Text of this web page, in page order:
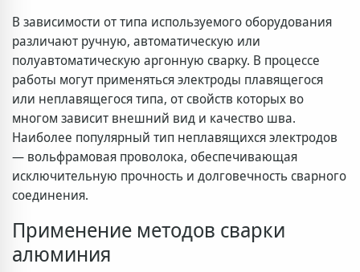
В зависимости от типа используемого оборудования
различают ручную, автоматическую или
полуавтоматическую аргонную сварку. В процессе
работы могут применяться электроды плавящегося
или неплавящегося типа, от свойств которых во
многом зависит внешний вид и качество шва.
Наиболее популярный тип неплавящихся электродов
— вольфрамовая проволока, обеспечивающая
исключительную прочность и долговечность сварного
соединения.
Применение методов сварки
алюминия